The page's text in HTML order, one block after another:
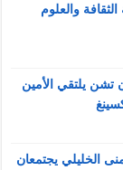
والعلوم
يلتقي الأمين
الخليلي يجتمعان